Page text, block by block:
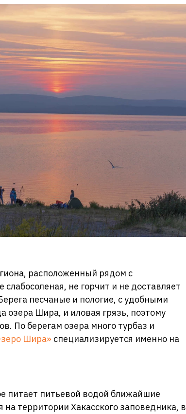
расположенный рядом с
не горчит и не доставляет
песчаные и пологие, с удобными
озера Шира, и иловая грязь, поэтому
По берегам озера много турбаз и
Шира» специализируется именно на
питает питьевой водой ближайшие
территории Хакасского заповедника, в